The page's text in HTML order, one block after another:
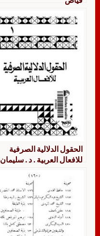
الحقول الدلالية الصرفية
للافعال العربية . د . سليمان